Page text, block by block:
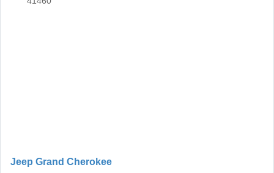
Jeep Grand Cherokee